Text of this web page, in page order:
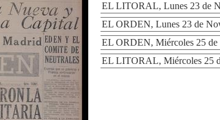
EL LITORAL, Lunes 23 de
EL ORDEN, Lunes 23 de
EL ORDEN, Miércoles 25 de
EL LITORAL, Miércoles 25